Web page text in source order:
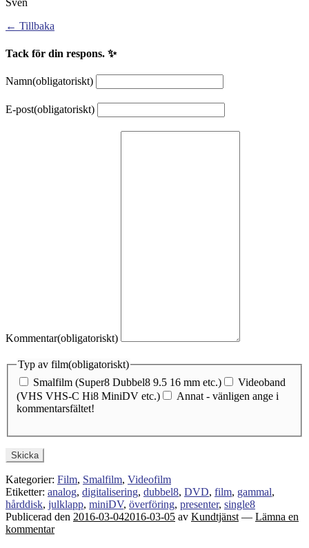
Sven
← Tillbaka
Tack för din respons. ✨
Namn(obligatoriskt)
E-post(obligatoriskt)
Kommentar(obligatoriskt)
Typ av film(obligatoriskt)
Smalfilm (Super8 Dubbel8 9.5 16 mm etc.)
Videoband
(VHS VHS-C Hi8 MiniDV etc.)
Annat - vänligen ange i
kommentarsfältet!
Skicka
Kategorier: Film, Smalfilm, Videofilm
Etiketter: analog, digitalisering, dubbel8, DVD, film, gammal,
hårddisk, julklapp, miniDV, överföring, presenter, single8
Publicerad den 2016-03-042016-03-05 av Kundtjänst — Lämna en
kommentar